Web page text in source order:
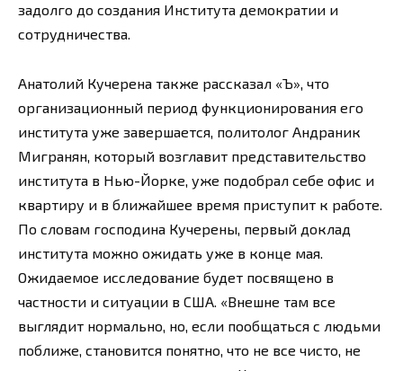
задолго до создания Института демократии и
сотрудничества.
Анатолий Кучерена также рассказал «Ъ», что
организационный период функционирования его
института уже завершается, политолог Андраник
Мигранян, который возглавит представительство
института в Нью-Йорке, уже подобрал себе офис и
квартиру и в ближайшее время приступит к работе.
По словам господина Кучерены, первый доклад
института можно ожидать уже в конце мая.
Ожидаемое исследование будет посвящено в
частности и ситуации в США. «Внешне там все
выглядит нормально, но, если пообщаться с людьми
поближе, становится понятно, что не все чисто, не